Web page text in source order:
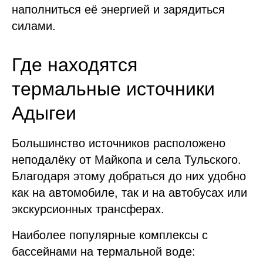
наполниться её энергией и зарядиться
силами.
Где находятся
термальные источники
Адыгеи
Большинство источников расположено
неподалёку от Майкопа и села Тульского.
Благодаря этому добраться до них удобно
как на автомобиле, так и на автобусах или
экскурсионных трансферах.
Наиболее популярные комплексы с
бассейнами на термальной воде: